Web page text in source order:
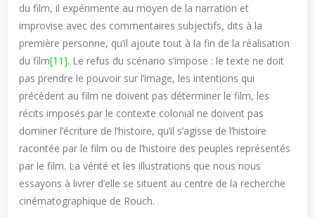
du film, il expérimente au moyen de la narration et
improvise avec des commentaires subjectifs, dits à la
première personne, qu’il ajoute tout à la fin de la réalisation
du film[11]. Le refus du scénario s’impose : le texte ne doit
pas prendre le pouvoir sur l’image, les intentions qui
précèdent au film ne doivent pas déterminer le film, les
récits imposés par le contexte colonial ne doivent pas
dominer l’écriture de l’histoire, qu’il s’agisse de l’histoire
racontée par le film ou de l’histoire des peuples représentés
par le film. La vérité et les illustrations que nous nous
essayons à livrer d’elle se situent au centre de la recherche
cinématographique de Rouch.